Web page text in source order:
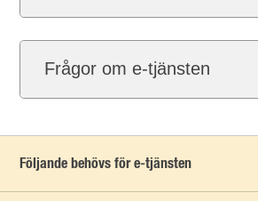
Frågor om e-tjänsten
Följande behövs för e-tjänsten